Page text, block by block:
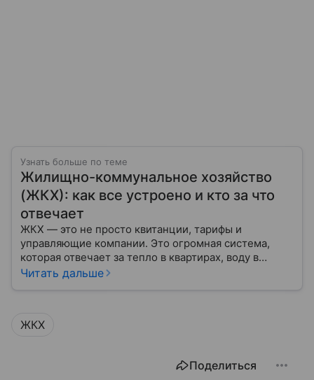
Узнать больше по теме
Жилищно-коммунальное хозяйство
(ЖКХ): как все устроено и кто за что
отвечает
ЖКХ — это не просто квитанции, тарифы и
управляющие компании. Это огромная система,
которая отвечает за тепло в квартирах, воду в
кране, освещение улиц и чистоту во дворах.
Читать дальше
ЖКХ
Поделиться